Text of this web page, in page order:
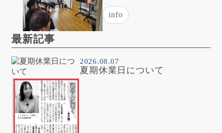
info
最新記事
2026.08.07
夏期休業日について